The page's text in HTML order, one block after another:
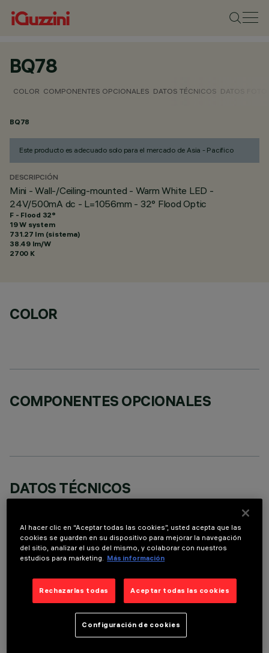
BQ78
COLOR COMPONENTES OPCIONALES DATOS TÉCNICOS DATOS
BQ78
Este producto es adecuado solo para el mercado de Asia - Pacífico
DESCRIPCIÓN
Mini - Wall-/Ceiling-mounted - Warm White LED -
24V/500mA dc - L=1056mm - 32° Flood Optic
F - Flood 32°
19 W system
731.27 lm (sistema)
38.49 lm/W
2700 K
COLOR
COMPONENTES OPCIONALES
DATOS TÉCNICOS
DESCRIPCIÓN
Direct light luminaire, designed to use monochrome LED
aluminium body, with zamak die-cast end caps complete with
silicone gaskets. Coated with liquid acrylic paint with a high
level of weather and UV ray resistance. The top of the
optical assembly is closed by a 3 mm thick transparent glass
Al hacer clic en “Aceptar todas las cookies”, usted acepta que las
cookies se guarden en su dispositivo para mejorar la navegación
del sitio, analizar el uso del mismo, y colaborar con nuestros
estudios para marketing. Más información
Rechazarlas todas Aceptar todas las cookies
Configuración de cookies